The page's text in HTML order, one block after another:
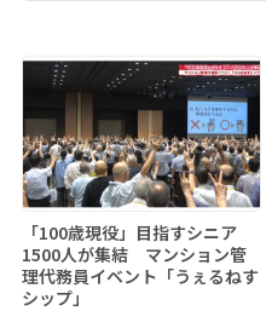
「100歳現役」目指すシニア
1500人が集結 マンション管
理代務員イベント「うぇるねす
シップ」